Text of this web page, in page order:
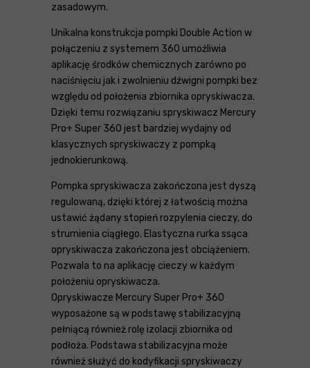
zasadowym.
Unikalna konstrukcja pompki Double Action w
połączeniu z systemem 360 umożliwia
aplikację środków chemicznych zarówno po
naciśnięciu jak i zwolnieniu dźwigni pompki bez
względu od położenia zbiornika opryskiwacza.
Dzięki temu rozwiązaniu spryskiwacz Mercury
Pro+ Super 360 jest bardziej wydajny od
klasycznych spryskiwaczy z pompką
jednokierunkową.
Pompka spryskiwacza zakończona jest dyszą
regulowaną, dzięki której z łatwością można
ustawić żądany stopień rozpylenia cieczy, do
strumienia ciągłego. Elastyczna rurka ssąca
opryskiwacza zakończona jest obciążeniem.
Pozwala to na aplikację cieczy w każdym
położeniu opryskiwacza.
Opryskiwacze Mercury Super Pro+ 360
wyposażone są w podstawę stabilizacyjną
pełniącą również rolę izolacji zbiornika od
podłoża. Podstawa stabilizacyjna może
również służyć do kodyfikacji spryskiwaczy